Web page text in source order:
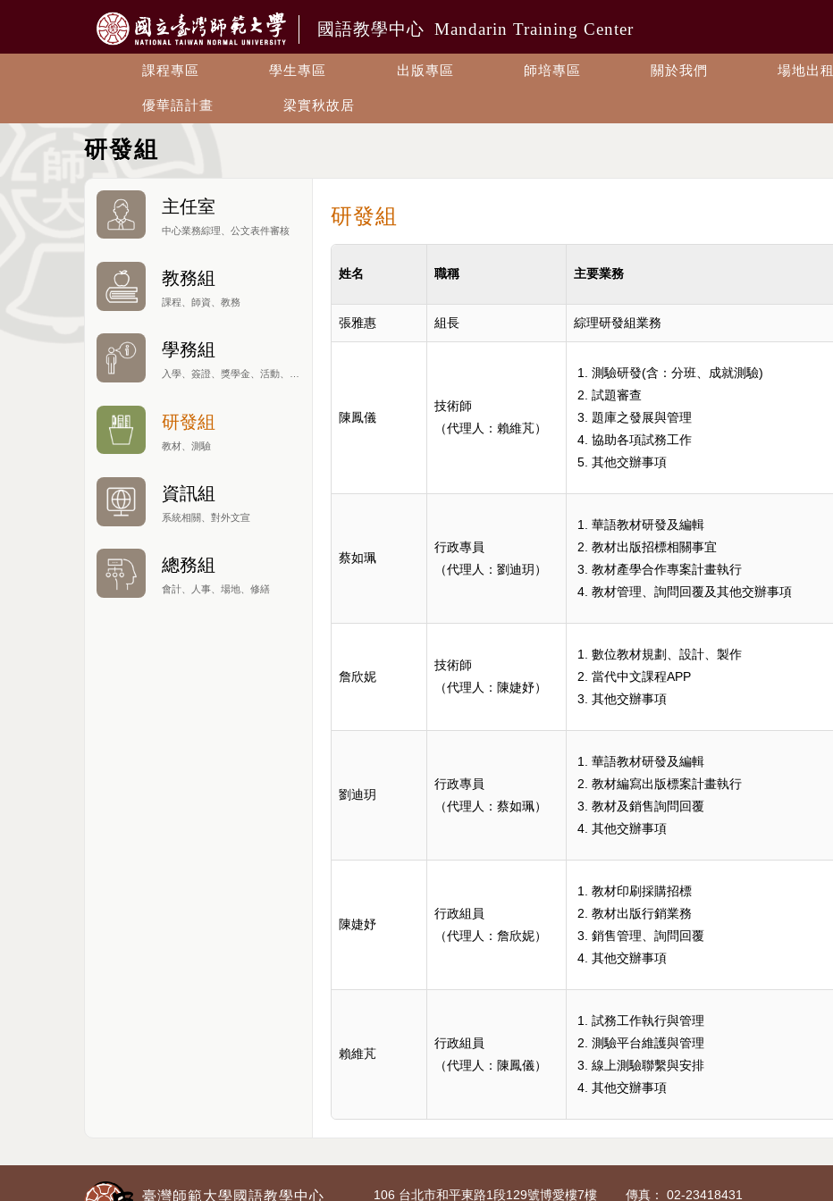
國語教學中心 Mandarin Training Center
課程專區 學生專區 出版專區 師培專區 關於我們 場地出租
優華語計畫 梁實秋故居
研發組
主任室
中心業務綜理、公文表件審核
教務組
課程、師資、教務
學務組
研發組
教材、測驗
資訊組
系統相關、對外文宣
總務組
會計、人事、場地、修繕
研發組
姓名 職稱 主要業務
張雅惠 組長 綜理研發組業務
陳鳳儀
技術師
（代理人：賴維芃）
測驗研發(含：分班、成就測驗)
試題審查
題庫之發展與管理
協助各項試務工作
其他交辦事項
蔡如珮
行政專員
（代理人：劉迪玥）
華語教材研發及編輯
教材出版招標相關事宜
教材產學合作專案計畫執行
教材管理、詢問回覆及其他交辦事項
詹欣妮
技術師
（代理人：陳婕妤）
數位教材規劃、設計、製作
當代中文課程APP
其他交辦事項
劉迪玥
行政專員
（代理人：蔡如珮）
華語教材研發及編輯
教材編寫出版標案計畫執行
教材及銷售詢問回覆
其他交辦事項
陳婕妤
行政組員
（代理人：詹欣妮）
教材印刷採購招標
教材出版行銷業務
銷售管理、詢問回覆
其他交辦事項
賴維芃
行政組員
（代理人：陳鳳儀）
試務工作執行與管理
測驗平台維護與管理
線上測驗聯繫與安排
其他交辦事項
臺灣師範大學國語教學中心 106 台北市和平東路1段129號博愛樓7樓 傳真： 02-23418431